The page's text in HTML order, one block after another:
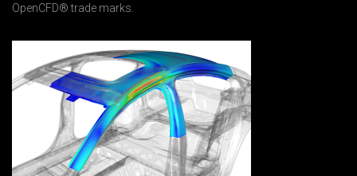
OpenCFD® trade marks.